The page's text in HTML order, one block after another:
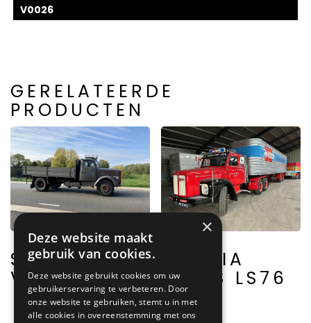
V0026
GERELATEERDE
PRODUCTEN
SCANIA
VABIS
SCANIA
VABIS LS76
×
Deze website maakt
gebruik van cookies.
Deze website gebruikt cookies om uw
gebruikerservaring te verbeteren. Door
onze website te gebruiken, stemt u in met
alle cookies in overeenstemming met ons